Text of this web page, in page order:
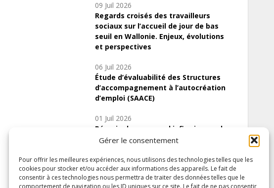
Gérer le consentement
Pour offrir les meilleures expériences, nous utilisons des technologies telles que les
cookies pour stocker et/ou accéder aux informations des appareils. Le fait de
consentir à ces technologies nous permettra de traiter des données telles que le
comportement de navigation ou les ID uniques sur ce site. Le fait de ne pas consentir
09 Juil 2026
Regards croisés des travailleurs
sociaux sur l’accueil de jour de bas
seuil en Wallonie. Enjeux, évolutions
et perspectives
06 Juil 2026
Étude d’évaluabilité des Structures
d’accompagnement à l’autocréation
d’emploi (SAACE)
01 Juil 2026
Pénurie du personnel infirmier :quels
indicateurs d’offre de soins pour